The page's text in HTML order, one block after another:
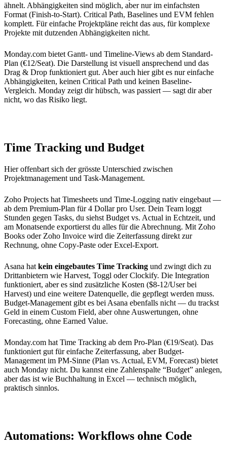
ähnelt. Abhängigkeiten sind möglich, aber nur im einfachsten
Format (Finish-to-Start). Critical Path, Baselines und EVM fehlen
komplett. Für einfache Projektpläne reicht das aus, für komplexe
Projekte mit dutzenden Abhängigkeiten nicht.
Monday.com bietet Gantt- und Timeline-Views ab dem Standard-
Plan (€12/Seat). Die Darstellung ist visuell ansprechend und das
Drag & Drop funktioniert gut. Aber auch hier gibt es nur einfache
Abhängigkeiten, keinen Critical Path und keinen Baseline-
Vergleich. Monday zeigt dir hübsch, was passiert — sagt dir aber
nicht, wo das Risiko liegt.
Time Tracking und Budget
Hier offenbart sich der grösste Unterschied zwischen
Projektmanagement und Task-Management.
Zoho Projects hat Timesheets und Time-Logging nativ eingebaut —
ab dem Premium-Plan für 4 Dollar pro User. Dein Team loggt
Stunden gegen Tasks, du siehst Budget vs. Actual in Echtzeit, und
am Monatsende exportierst du alles für die Abrechnung. Mit Zoho
Books oder Zoho Invoice wird die Zeiterfassung direkt zur
Rechnung, ohne Copy-Paste oder Excel-Export.
Asana hat kein eingebautes Time Tracking und zwingt dich zu
Drittanbietern wie Harvest, Toggl oder Clockify. Die Integration
funktioniert, aber es sind zusätzliche Kosten ($8-12/User bei
Harvest) und eine weitere Datenquelle, die gepflegt werden muss.
Budget-Management gibt es bei Asana ebenfalls nicht — du trackst
Geld in einem Custom Field, aber ohne Auswertungen, ohne
Forecasting, ohne Earned Value.
Monday.com hat Time Tracking ab dem Pro-Plan (€19/Seat). Das
funktioniert gut für einfache Zeiterfassung, aber Budget-
Management im PM-Sinne (Plan vs. Actual, EVM, Forecast) bietet
auch Monday nicht. Du kannst eine Zahlenspalte “Budget” anlegen,
aber das ist wie Buchhaltung in Excel — technisch möglich,
praktisch sinnlos.
Automations: Workflows ohne Code